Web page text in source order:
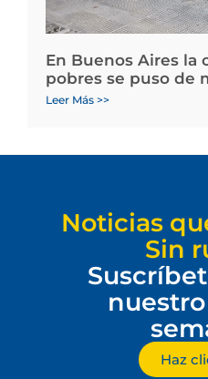
En Buenos Aires la
pobres se puso de
Leer Más >>
Noticias
Sin
Haz